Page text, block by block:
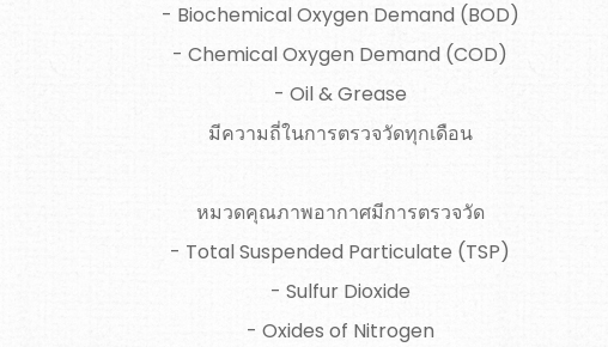
- Biochemical Oxygen Demand (BOD)
- Chemical Oxygen Demand (COD)
- Oil & Grease
มีความถี่ในการตรวจวัดทุกเดือน
หมวดคุณภาพอากาศมีการตรวจวัด
- Total Suspended Particulate (TSP)
- Sulfur Dioxide
- Oxides of Nitrogen